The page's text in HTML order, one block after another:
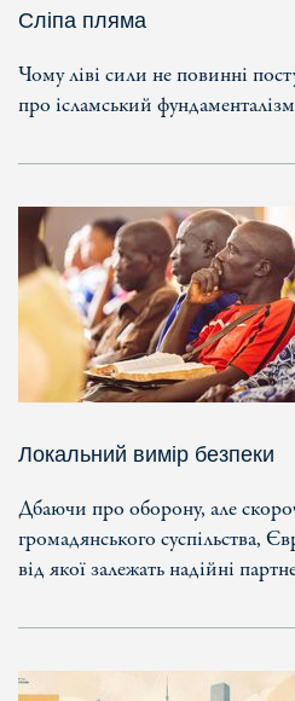
Сліпа пляма
Чому ліві сили не повинні
про ісламський фундаменталізм
Локальний вимір безпеки
Дбаючи про оборону, але
громадянського суспільства,
від якої залежать надійні